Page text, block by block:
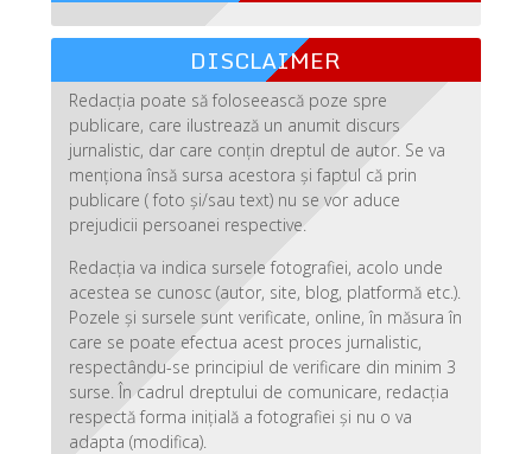
DISCLAIMER
Redacția poate să foloseească poze spre
publicare, care ilustrează un anumit discurs
jurnalistic, dar care conțin dreptul de autor. Se va
menționa însă sursa acestora și faptul că prin
publicare ( foto și/sau text) nu se vor aduce
prejudicii persoanei respective.
Redacția va indica sursele fotografiei, acolo unde
acestea se cunosc (autor, site, blog, platformă etc.).
Pozele și sursele sunt verificate, online, în măsura în
care se poate efectua acest proces jurnalistic,
respectându-se principiul de verificare din minim 3
surse. În cadrul dreptului de comunicare, redacția
respectă forma inițială a fotografiei și nu o va
adapta (modifica).